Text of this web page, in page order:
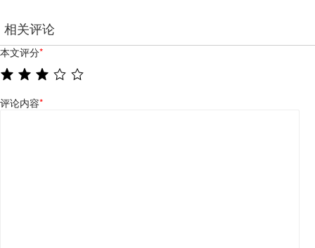
相关评论
本文评分*
评论内容*